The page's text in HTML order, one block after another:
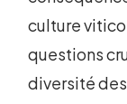
culture
questions
diversité